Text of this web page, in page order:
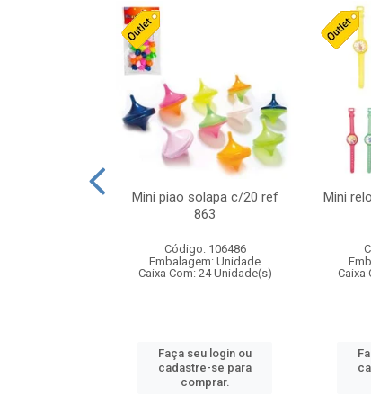
Mini piao solapa c/20 ref
863
Código: 106486
Embalagem: Unidade
Caixa Com: 24 Unidade(s)
Faça seu login ou
cadastre-se para
comprar.
Mini
Caixa